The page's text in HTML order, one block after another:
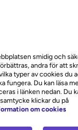
deklarera direkt
deklaration.
Det är särskilt
rut-tjänstereller
att få eventuell
smidig och
andra för att
typer av cookies du
fungera. Du kan läsa
i länken nedan. Du
klickar du på
om cookies